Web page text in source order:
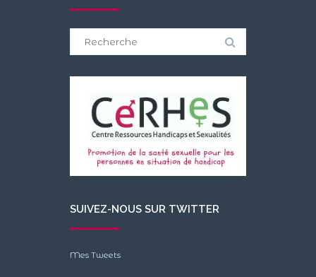
SUIVEZ-NOUS SUR TWITTER
Mes Tweets